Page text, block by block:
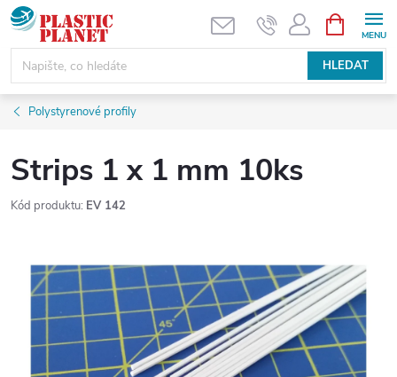
Přejít
na
obsah
HLEDAT
NÁKUPNÍ
KOŠÍK
Polystyrenové profily
Strips 1 x 1 mm 10ks
Kód produktu: EV 142